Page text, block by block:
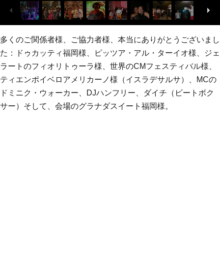
多くのご関係者様、ご協力者様、本当にありがとうございまし
た：ドゥカッティ福岡様、ピッツア・アル・ターイオ様、ジェ
ラートのフィオリトゥーラ様、世界のCMフェスティバル様、
ティエンポイベロアメリカーノ様（イスラデサルサ）、MCの
ドミニク・ウォーカー、DJハンフリー、ダイチ（ビートボク
サー）そして、会場のグラナダスイート福岡様。